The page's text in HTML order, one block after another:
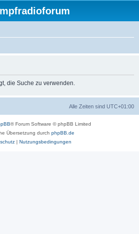
die Suche zu verwenden.
Alle Zeiten sind UTC+01:00
® Forum Software © phpBB Limited
Übersetzung durch phpBB.de
| Nutzungsbedingungen